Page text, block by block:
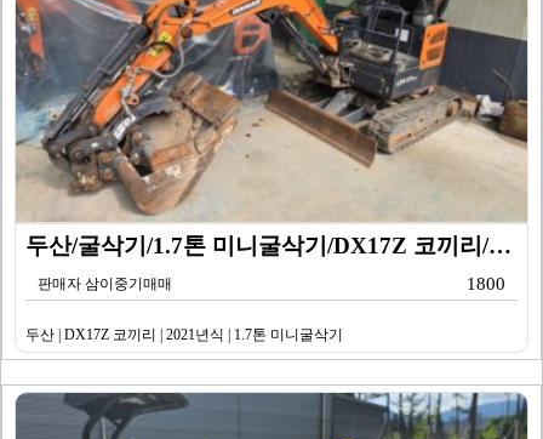
두산/굴삭기/1.7톤 미니굴삭기/DX17Z 코끼리/20…
판매자 삼이중기매매 1800
두산 | DX17Z 코끼리 | 2021년식 | 1.7톤 미니굴삭기